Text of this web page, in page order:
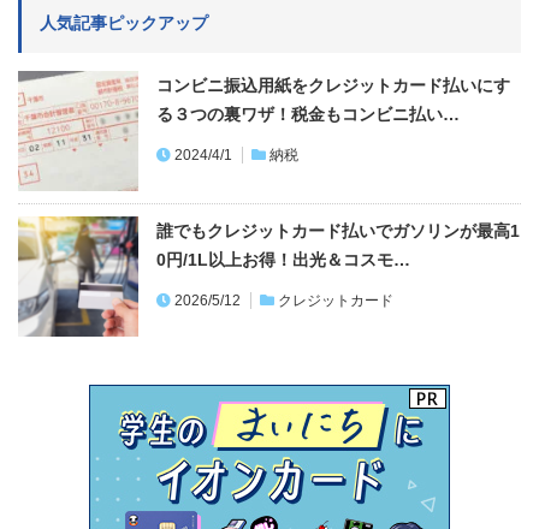
人気記事ピックアップ
コンビニ振込用紙をクレジットカード払いにす
る３つの裏ワザ！税金もコンビニ払い…
2024/4/1 納税
誰でもクレジットカード払いでガソリンが最高1
0円/1L以上お得！出光＆コスモ…
2026/5/12 クレジットカード